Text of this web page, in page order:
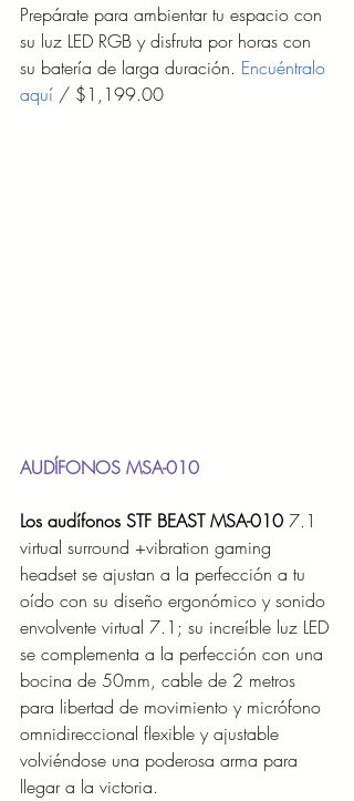
Prepárate para ambientar tu espacio con
su luz LED RGB y disfruta por horas con
su batería de larga duración. Encuéntralo
aquí / $1,199.00
AUDÍFONOS MSA-010
Los audífonos STF BEAST MSA-010 7.1
virtual surround +vibration gaming
headset se ajustan a la perfección a tu
oído con su diseño ergonómico y sonido
envolvente virtual 7.1; su increíble luz LED
se complementa a la perfección con una
bocina de 50mm, cable de 2 metros
para libertad de movimiento y micrófono
omnidireccional flexible y ajustable
volviéndose una poderosa arma para
llegar a la victoria.